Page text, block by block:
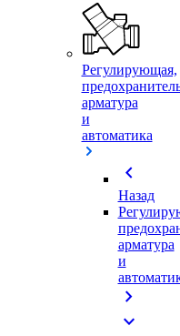
Регулирующая,
арматура
и
автоматика
chevron_left
Назад
арматура
и
chevron_right
expand_more